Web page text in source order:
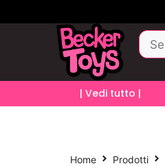
| Vedi tutto |
Home Prodotti